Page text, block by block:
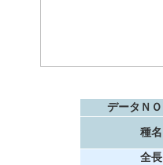
データＮＯ
種名
全長